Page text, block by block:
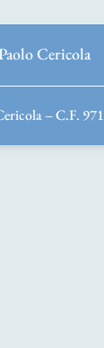
Cericola
– C.F.